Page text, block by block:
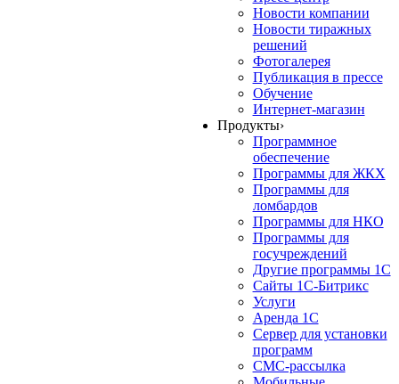
Новости компании
Новости тиражных
решений
Фотогалерея
Публикация в прессе
Обучение
Интернет-магазин
Продукты›
Программное
обеспечение
Программы для ЖКХ
Программы для
ломбардов
Программы для НКО
Программы для
госучреждений
Другие программы 1С
Сайты 1С-Битрикс
Услуги
Аренда 1С
Сервер для установки
программ
СМС-рассылка